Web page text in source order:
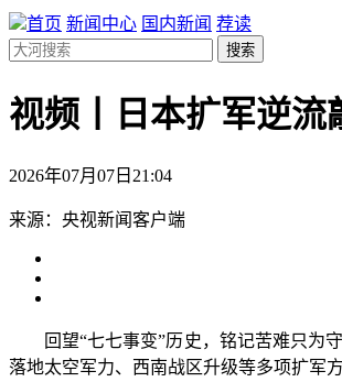
首页 新闻中心 国内新闻 荐读
搜索
视频丨日本扩军逆流
2026年07月07日21:04
来源：央视新闻客户端
回望“七七事变”历史，铭记苦难只为守
落地太空军力、西南战区升级等多项扩军